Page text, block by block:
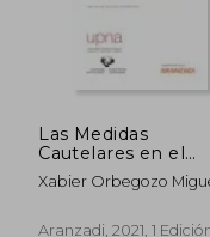
Las Medidas
Cautelares en el
Comercio
Internacional:
Jurisdiccional y
Xabier Orbegozo
Aranzadi, 2021, 1